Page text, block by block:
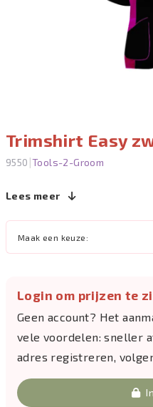
Trimshirt Easy
9550 |Tools-2-Groom
Lees meer
Maak een keuze:
Login om prijzen te
Geen account? Het
vele voordelen: sneller
adres registreren,